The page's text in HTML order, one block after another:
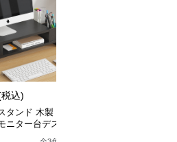
込)
タンド 木製
ニター台デス